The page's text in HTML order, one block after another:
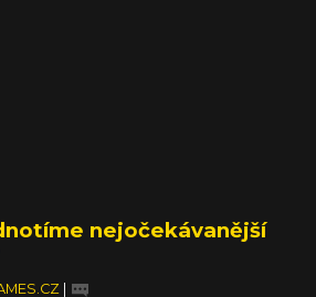
nejočekávanější